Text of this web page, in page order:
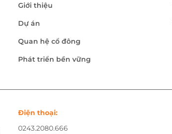
Giới thiệu
Dự án
Quan hệ cổ đông
Phát triển bền vững
Điện thoại:
0243.2080.666